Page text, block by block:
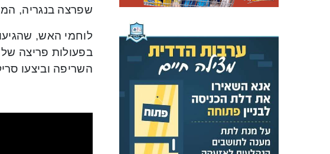
שפרצה בנגריה,
לוחמי האש,
בפעולות פריצה
השריפה וביצעו